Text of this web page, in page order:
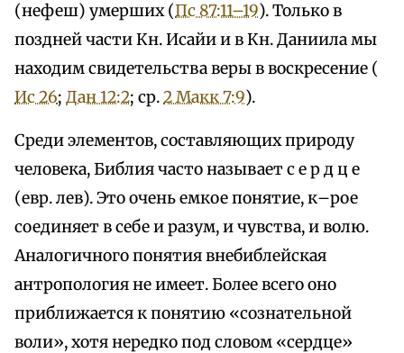
(нефеш) умерших (Пс 87:11–19). Только в
поздней части Кн. Исайи и в Кн. Даниила мы
находим свидетельства веры в воскресение (
Ис 26; Дан 12:2; ср.2 Макк 7:9).
Среди элементов, составляющих природу
человека, Библия часто называет с е р д ц е
(евр. лев). Это очень емкое понятие, к–рое
соединяет в себе и разум, и чувства, и волю.
Аналогичного понятия внебиблейская
антропология не имеет. Более всего оно
приближается к понятию «сознательной
воли», хотя нередко под словом «сердце»